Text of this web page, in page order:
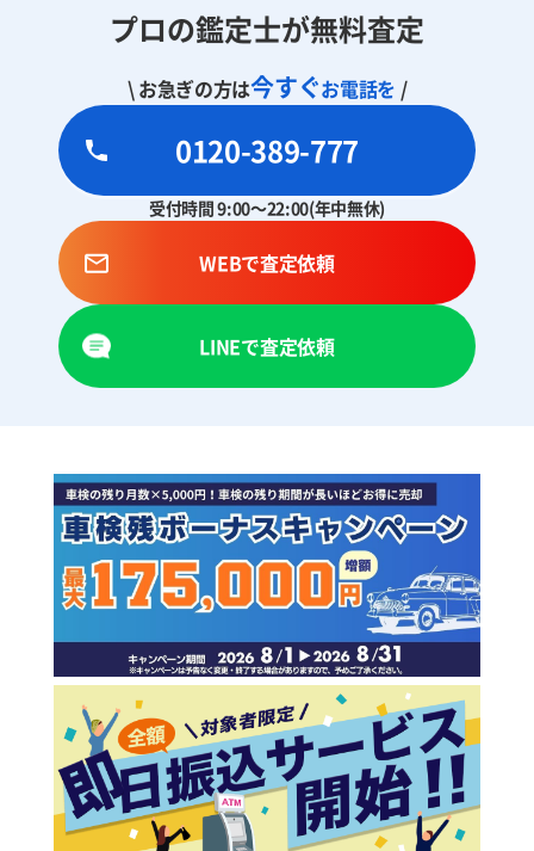
プロの鑑定士が無料査定
\ お急ぎの方は今すぐお電話を /
0120-389-777
受付時間 9:00～22:00(年中無休)
WEBで査定依頼
LINEで査定依頼